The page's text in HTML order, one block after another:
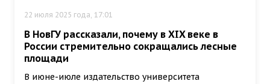
22 июля 2025 года, 17:01
В НовГУ рассказали, почему в XIX веке в
России стремительно сокращались лесные
площади
В июне-июле издательство университета